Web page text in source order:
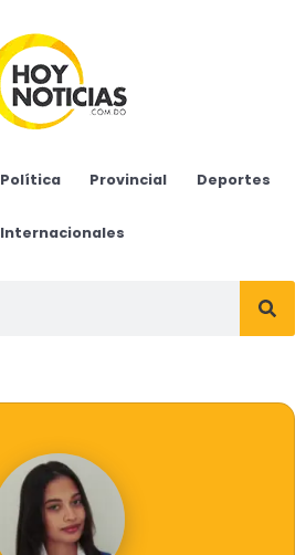
Política Provincial Deportes
Internacionales